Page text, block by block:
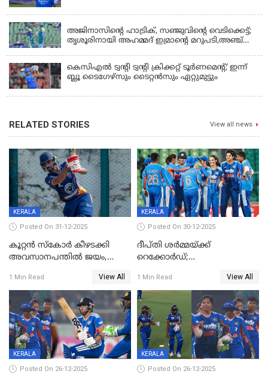
അജിനാസിന്റെ ഹാട്രിക്, സഞ്ജുവിന്റെ വെടിക്കെട്ട്;
തൃശൂരിനായി അഹമ്മദ് ഇമ്രാന്റെ മറുപടി,അഞ്ച്
കെസിഎൽ ട്വൻ്റി ട്വൻ്റി ക്രിക്കറ്റ് ടൂർണമെൻ്റ്; ഇന്ന്
ബ്ലൂ ടൈഗേഴ്സും ടൈറ്റൻസും ഏറ്റുമുട്ടും
RELATED STORIES View all news
KERALA
Posted On 31-12-2025
കൂറ്റൻ സ്കോർ കീഴടക്കി
അവസാനപന്തിൽ ജയം,
1 Min Read View All
KERALA
Posted On 30-12-2025
ദീപ്തി ശർമ്മയ്ക്ക്
റെക്കോർഡ്;
ടി20 പരമ്പര തൂത്തുവാരി
ഇന്ത്യ
1 Min Read View All
KERALA
Posted On 26-12-2025
KERALA
Posted On 26-12-2025